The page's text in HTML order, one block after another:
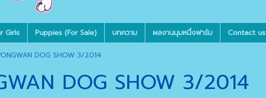
Girls Puppies (For Sale) บทความ ผลงานมุมหนึ่งฟาร์ม Contact us
DOG SHOW 3/2014
DOG SHOW 3/2014